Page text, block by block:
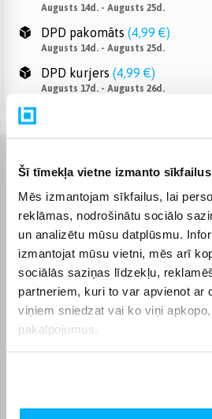
Šī tīmekļa vietne izmanto sīkfailus
Mēs izmantojam sīkfailus, lai
reklāmas, nodrošinātu sociālo
un analizētu mūsu datplūsmu.
izmantojat mūsu vietni, mēs arī
sociālās saziņas līdzekļu,
partneriem, kuri to var apvienot ar
viņiem sniedzat vai ko viņi
pakalpojumus.
Augusts 14d. - Augusts 25d.
DPD pakomāts (4,99 €)
Augusts 14d. - Augusts 25d.
DPD kurjers (4,99 €)
Augusts 17d. - Augusts 26d.
Raksturlielumi
Ražotājs
gadā,